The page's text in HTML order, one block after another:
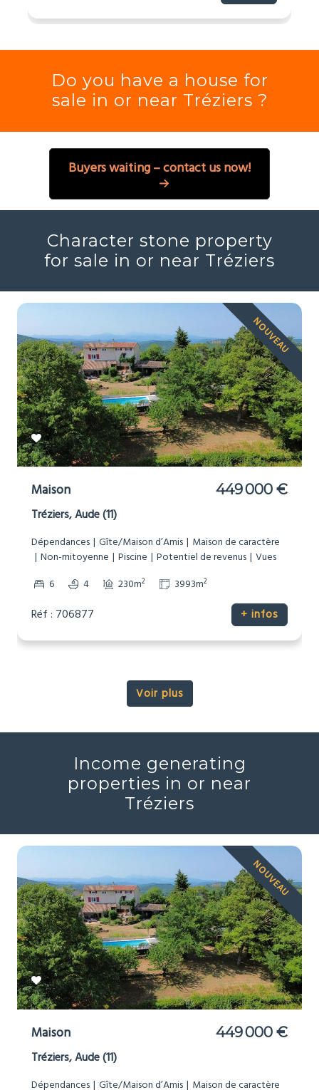
Do you have a house for
sale in or near Tréziers ?
Buyers waiting – contact us now!
Character stone property
for sale in or near Tréziers
NOUVEAU
Maison 449 000 €
Tréziers, Aude (11)
Dépendances Gîte/Maison d’Amis
Maison de caractère
Non-mitoyenne
Piscine Potentiel de revenus Vues
6
4 230m2 3993m2
Réf : 706877 + infos
Voir plus
Income generating
properties in or near
Tréziers
NOUVEAU
Maison 449 000 €
Tréziers, Aude (11)
Dépendances Gîte/Maison d’Amis Maison de caractère